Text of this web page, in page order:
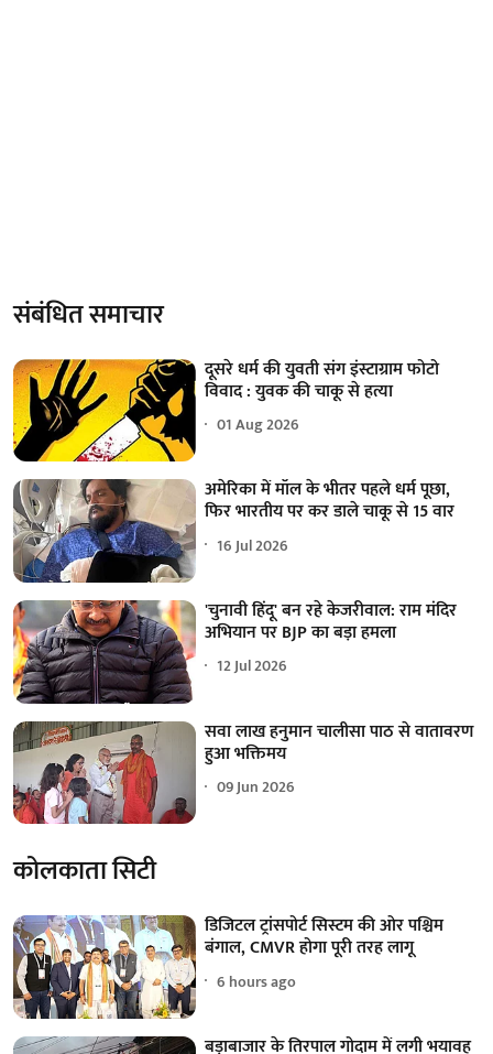
संबंधित समाचार
दूसरे धर्म की युवती संग इंस्टाग्राम फोटो
विवाद : युवक की चाकू से हत्या
01 Aug 2026
अमेरिका में मॉल के भीतर पहले धर्म पूछा,
फिर भारतीय पर कर डाले चाकू से 15 वार
16 Jul 2026
'चुनावी हिंदू' बन रहे केजरीवाल: राम मंदिर
अभियान पर BJP का बड़ा हमला
12 Jul 2026
सवा लाख हनुमान चालीसा पाठ से वातावरण
हुआ भक्तिमय
09 Jun 2026
कोलकाता सिटी
डिजिटल ट्रांसपोर्ट सिस्टम की ओर पश्चिम
बंगाल, CMVR होगा पूरी तरह लागू
6 hours ago
बड़ाबाजार के तिरपाल गोदाम में लगी भयावह